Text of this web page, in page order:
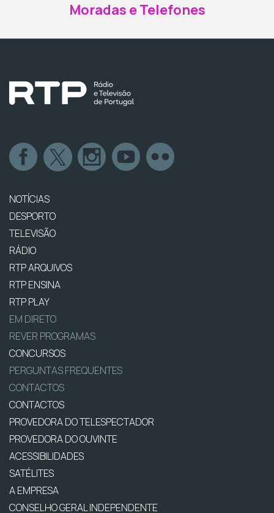
Moradas e Telefones
NOTÍCIAS
DESPORTO
TELEVISÃO
RÁDIO
RTP ARQUIVOS
RTP ENSINA
RTP PLAY
EM DIRETO
REVER PROGRAMAS
CONCURSOS
PERGUNTAS FREQUENTES
CONTACTOS
CONTACTOS
PROVEDORA DO TELESPECTADOR
PROVEDORA DO OUVINTE
ACESSIBILIDADES
SATÉLITES
A EMPRESA
CONSELHO GERAL INDEPENDENTE